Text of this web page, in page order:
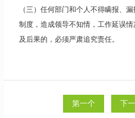
（三）任何部门和个人不得瞒报、
制度，造成领导不知情，工作延误
及后果的，必须严肃追究责任。
第一个 下